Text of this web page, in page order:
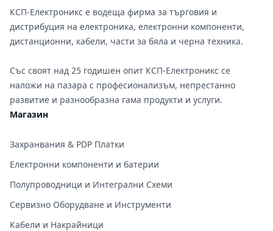
КСП-Електроникс е водеща фирма за търговия и
дистрибуция на електроника, електронни компоненти,
дистанционни, кабели, части за бяла и черна техника.
Със своят над 25 годишен опит КСП-Електроникс се
наложи на пазара с професионализъм, непрестанно
развитие и разнообразна гама продукти и услуги.
Магазин
Захранвания & PDP Платки
Електронни компоненти и батерии
Полупроводници и Интегрални Схеми
Сервизно Оборудване и Инструменти
Кабели и Накрайници